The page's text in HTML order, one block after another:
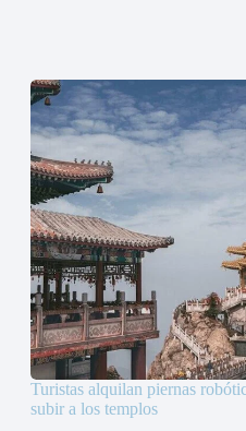
Turistas alquilan piernas
subir a los templos